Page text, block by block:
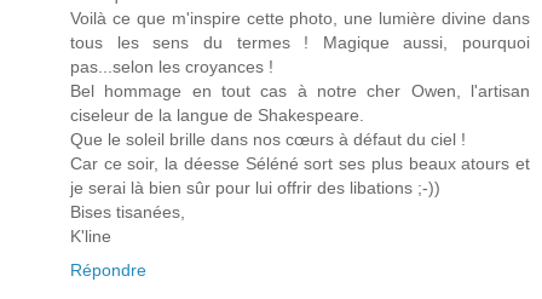
Voilà ce que m'inspire cette photo, une lumière divine dans
tous les sens du termes ! Magique aussi, pourquoi
pas...selon les croyances !
Bel hommage en tout cas à notre cher Owen, l'artisan
ciseleur de la langue de Shakespeare.
Que le soleil brille dans nos cœurs à défaut du ciel !
Car ce soir, la déesse Séléné sort ses plus beaux atours et
je serai là bien sûr pour lui offrir des libations ;-))
Bises tisanées,
K'line
Répondre